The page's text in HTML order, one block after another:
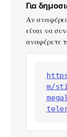
Για
Αν
είναι να
αναφέρετε
m/